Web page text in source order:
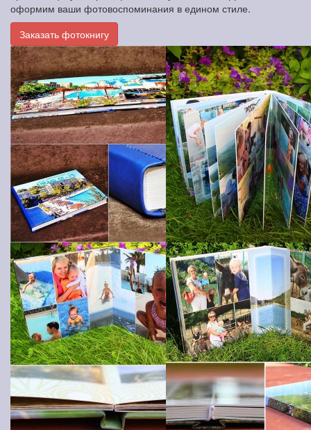
оформим ваши фотовоспоминания в едином стиле.
Заказать фотокнигу